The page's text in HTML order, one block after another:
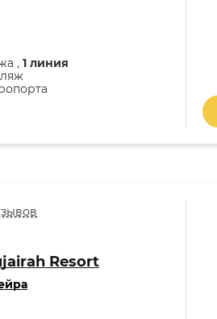
, 1 линия
Resort